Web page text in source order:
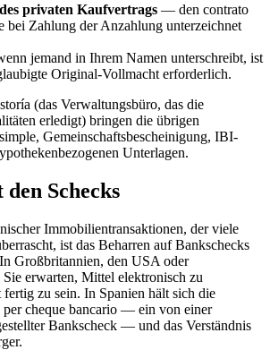
privaten Kaufvertrags — den contrato
bei Zahlung der Anzahlung unterzeichnet
jemand in Ihrem Namen unterschreibt, ist
Original-Vollmacht erforderlich.
(das Verwaltungsbüro, das die
erledigt) bringen die übrigen
Gemeinschaftsbescheinigung, IBI-
Unterlagen.
Schecks
Immobilientransaktionen, der viele
ist das Beharren auf Bankschecks
Großbritannien, den USA oder
erwarten, Mittel elektronisch zu
zu sein. In Spanien hält sich die
cheque bancario — ein von einer
Bankscheck — und das Verständnis